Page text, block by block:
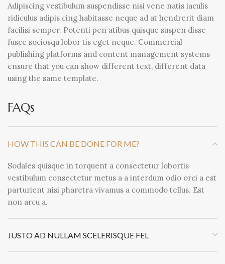
Adipiscing vestibulum suspendisse nisi vene natis iaculis
ridiculus adipis cing habitasse neque ad at hendrerit diam
facilisi semper. Potenti pen atibus quisque suspen disse
fusce sociosqu lobor tis eget neque. Commercial
publishing platforms and content management systems
ensure that you can show different text, different data
using the same template.
FAQs
HOW THIS CAN BE DONE FOR ME?
Sodales quisque in torquent a consectetur lobortis
vestibulum consectetur metus a a interdum odio orci a est
parturient nisi pharetra vivamus a commodo tellus. Est
non arcu a.
JUSTO AD NULLAM SCELERISQUE FEL